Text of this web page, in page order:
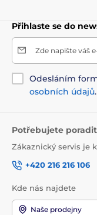
Přihlaste se do
Zde napište váš
Odesláním
osobních údajů.
Potřebujete poradit
Zákaznický servis je
+420 216 216 106
Kde nás najdete
Naše prodejny